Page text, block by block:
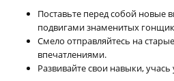
Поставьте перед собой новые
подвигами знаменитых
Смело отправляйтесь на
впечатлениями.
Развивайте свои навыки,